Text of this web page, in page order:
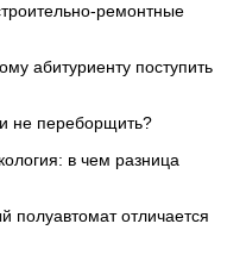
ремонтные
абитуриенту поступить
не переборщить?
в чем разница
отличается